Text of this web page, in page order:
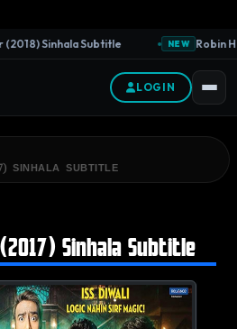
Sinhala Subtitle NEW Robin
LOGIN
SINHALA SUBTITLE
Sinhala Subtitle